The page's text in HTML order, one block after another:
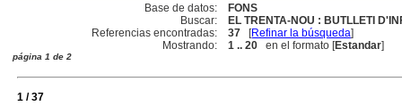
Base de datos:
FONS
Buscar:
EL TRENTA-NOU : BUTLLETI
Referencias encontradas:
37 [Refinar la búsqueda]
Mostrando:
1 .. 20 en el formato [Estandar]
página 1 de 2
1 / 37